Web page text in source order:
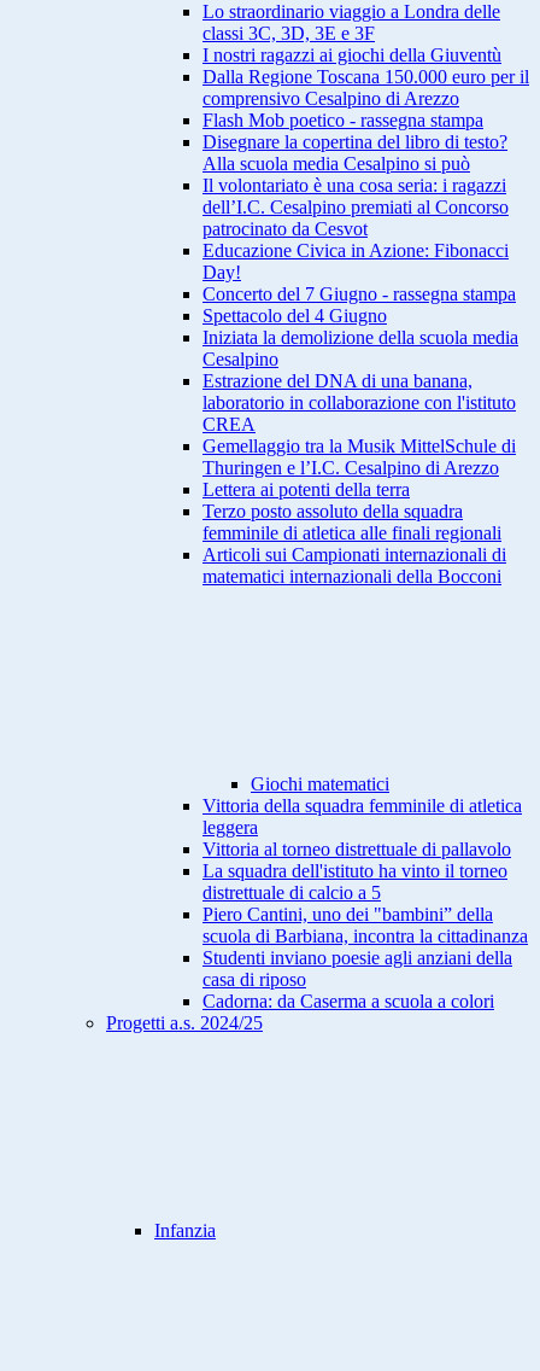
Lo straordinario viaggio a Londra delle
classi 3C, 3D, 3E e 3F
I nostri ragazzi ai giochi della Giuventù
Dalla Regione Toscana 150.000 euro per il
comprensivo Cesalpino di Arezzo
Flash Mob poetico - rassegna stampa
Disegnare la copertina del libro di testo?
Alla scuola media Cesalpino si può
Il volontariato è una cosa seria: i ragazzi
dell’I.C. Cesalpino premiati al Concorso
patrocinato da Cesvot
Educazione Civica in Azione: Fibonacci
Day!
Concerto del 7 Giugno - rassegna stampa
Spettacolo del 4 Giugno
Iniziata la demolizione della scuola media
Cesalpino
Estrazione del DNA di una banana,
laboratorio in collaborazione con l'istituto
CREA
Gemellaggio tra la Musik MittelSchule di
Thuringen e l’I.C. Cesalpino di Arezzo
Lettera ai potenti della terra
Terzo posto assoluto della squadra
femminile di atletica alle finali regionali
Articoli sui Campionati internazionali di
matematici internazionali della Bocconi
Giochi matematici
Vittoria della squadra femminile di atletica
leggera
Vittoria al torneo distrettuale di pallavolo
La squadra dell'istituto ha vinto il torneo
distrettuale di calcio a 5
Piero Cantini, uno dei "bambini” della
scuola di Barbiana, incontra la cittadinanza
Studenti inviano poesie agli anziani della
casa di riposo
Cadorna: da Caserma a scuola a colori
Progetti a.s. 2024/25
Infanzia